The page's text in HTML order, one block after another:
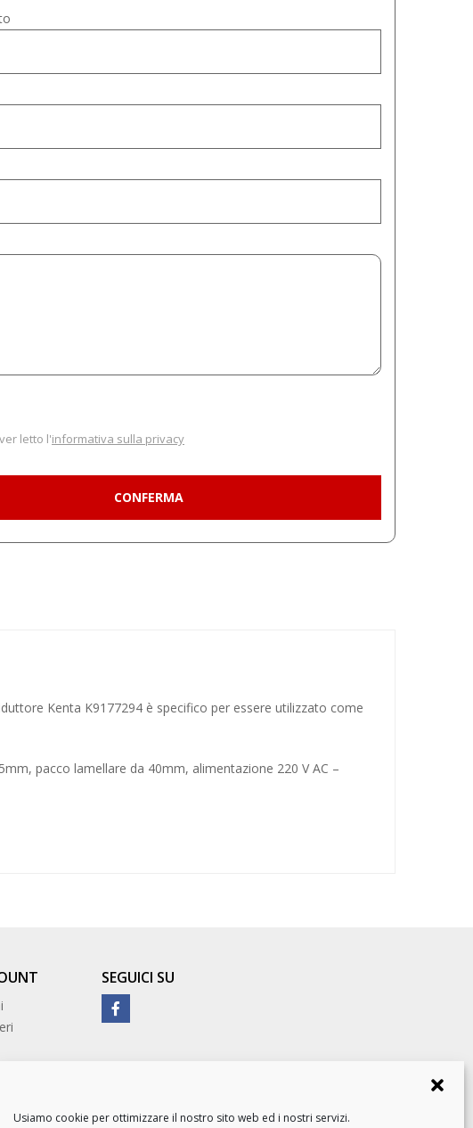
Usiamo cookie per ottimizzare il nostro sito web ed i nostri servizi.
letto l'informativa sulla privacy
Kenta K9177294 è specifico per essere utilizzato come
pacco lamellare da 40mm, alimentazione 220 V AC –
SEGUICI SU